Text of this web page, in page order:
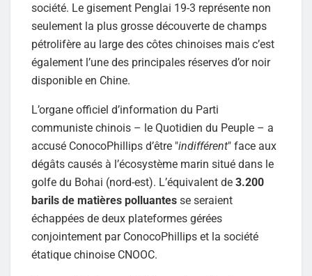
société. Le gisement Penglai 19-3 représente non
seulement la plus grosse découverte de champs
pétrolifère au large des côtes chinoises mais c’est
également l’une des principales réserves d’or noir
disponible en Chine.
L’organe officiel d’information du Parti
communiste chinois – le Quotidien du Peuple – a
accusé ConocoPhillips d’être "indifférent" face aux
dégâts causés à l’écosystème marin situé dans le
golfe du Bohai (nord-est). L’équivalent de 3.200
barils de matières polluantes se seraient
échappées de deux plateformes gérées
conjointement par ConocoPhillips et la société
étatique chinoise CNOOC.